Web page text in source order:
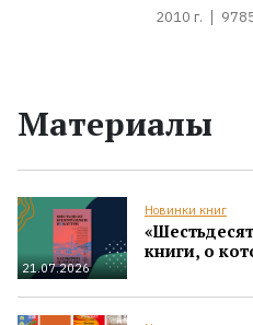
2010 г.
Материалы
21.07.2026
Новинки книг
книги, о